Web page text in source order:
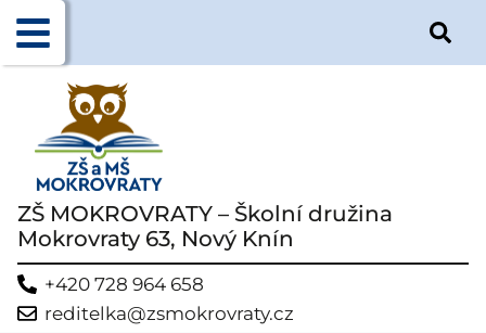
ZŠ MOKROVRATY – Školní družina
Mokrovraty 63, Nový Knín
+420 728 964 658
reditelka@zsmokrovraty.cz